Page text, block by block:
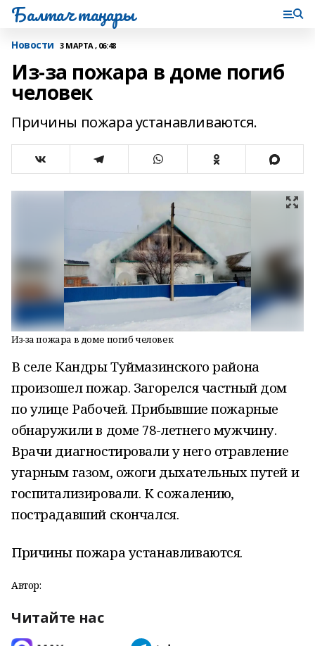
Балтач таңнары
Новости 3 МАРТА , 06:48
Из-за пожара в доме погиб
человек
Причины пожара устанавливаются.
Из-за пожара в доме погиб человек
В селе Кандры Туймазинского района
произошел пожар. Загорелся частный дом
по улице Рабочей. Прибывшие пожарные
обнаружили в доме 78-летнего мужчину.
Врачи диагностировали у него отравление
угарным газом, ожоги дыхательных путей и
госпитализировали. К сожалению,
пострадавший скончался.
Причины пожара устанавливаются.
Автор:
Читайте нас